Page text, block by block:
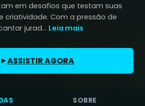
em desafios que testam suas
criatividade. Com a pressão de
jurad... Leia mais
ASSISTIR AGORA
SOBRE